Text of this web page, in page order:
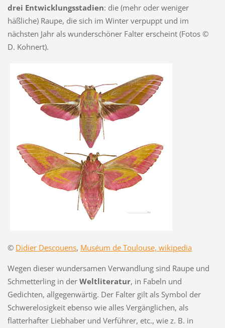
drei Entwicklungsstadien: die (mehr oder weniger
häßliche) Raupe, die sich im Winter verpuppt und im
nächsten Jahr als wunderschöner Falter erscheint (Fotos ©
D. Kohnert).
© Didier Descouens, Muséum de Toulouse, wikipedia
Wegen dieser wundersamen Verwandlung sind Raupe und
Schmetterling in der Weltliteratur, in Fabeln und
Gedichten, allgegenwärtig. Der Falter gilt als Symbol der
Schwerelosigkeit ebenso wie alles Vergänglichen, als
flatterhafter Liebhaber und Verführer, etc., wie z. B. in